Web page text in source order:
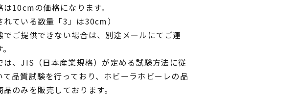
10cmの価格になります。
れている数量「3」は30cm）
でご提供できない場合は、別途メールにてご連
は、JIS（日本産業規格）が定める試験方法に従
品質試験を行っており、ホビーラホビーレの品
のみを販売しております。